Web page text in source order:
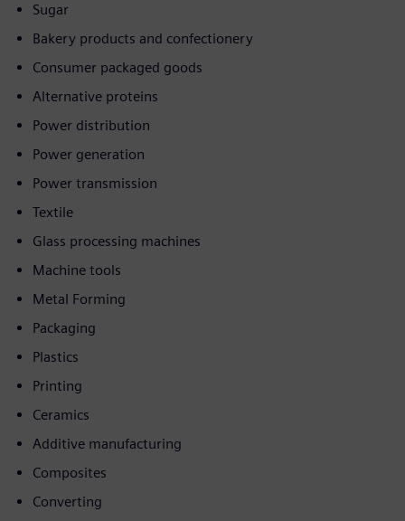
Sugar
Bakery products and confectionery
Consumer packaged goods
Alternative proteins
Power distribution
Power generation
Power transmission
Textile
Glass processing machines
Machine tools
Metal Forming
Packaging
Plastics
Printing
Ceramics
Additive manufacturing
Composites
Converting